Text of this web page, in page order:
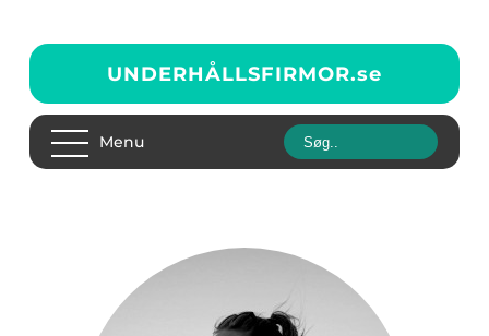
UNDERHÅLLSFIRMOR.se
Menu